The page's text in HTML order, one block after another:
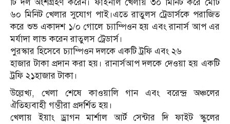
টি দল অংশগ্রহণ করেন। ফাইনাল খেলায় ৩০ মিনিট করে মোট
৬০ মিনিট খেলার সুযোগ পাই।এতে রাতুলস ট্রেডার্সকে পরাজিত
করে শুভ একাদশ ১/০ গোলে চ্যাম্পিওন হয় এবং রানার্স আপ এর
মর্যাদা লাভ করেন রাতুলস ট্রেডার্স।
পুরস্কার হিসেবে চ্যাম্পিওন দলকে একটি ট্রফি এবং ২৬
হাজার টাকা প্রদান করা হয়। রানার্সআপ দলকে দেওয়া হয় একটি
ট্রফি ২১হাজার টাকা।
উল্লেখ্য, খেলা শেষে কাওয়ালি গান এবং বরেন্দ্র অঞ্চলের
ঐতিহ্যবাহী গম্ভীরা প্রদর্শিত হয়।
খেলায় ইয়াং ড্রাগন মার্শাল আর্ট সেন্টার দি ফাইট স্কুলের